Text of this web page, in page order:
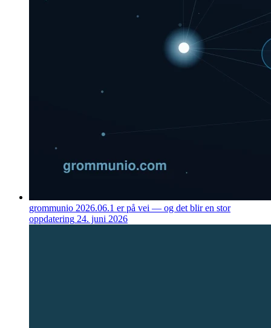
grommunio 2026.06.1 er på vei — og det blir en stor
oppdatering 24. juni 2026